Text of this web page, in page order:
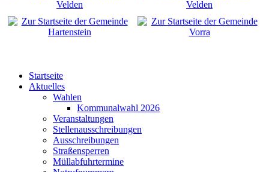
Startseite
Aktuelles
Wahlen
Kommunalwahl 2026
Veranstaltungen
Stellenausschreibungen
Ausschreibungen
Straßensperren
Müllabfuhrtermine